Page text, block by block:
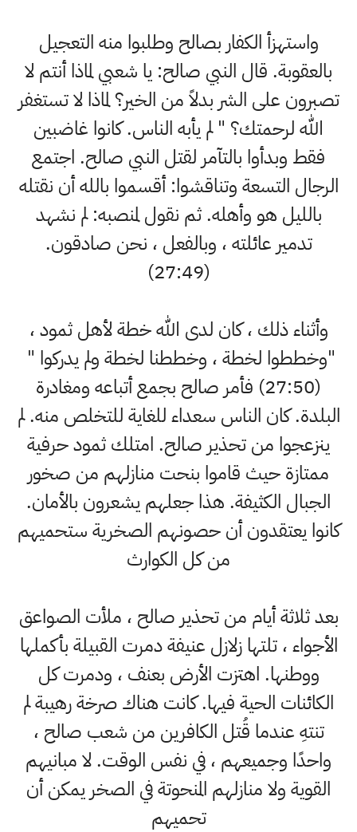
واستهزأ الكفار بصالح وطلبوا منه التعجيل
بالعقوبة. قال النبي صالح: يا شعبي لماذا أنتم لا
تصبرون على الشر بدلاً من الخير؟ لماذا لا تستغفر
الله لرحمتك؟ " لم يأبه الناس. كانوا غاضبين
فقط وبدأوا بالتآمر لقتل النبي صالح. اجتمع
الرجال التسعة وتناقشوا: أقسموا بالله أن نقتله
بالليل هو وأهله. ثم نقول لمنصبه: لم نشهد
تدمير عائلته ، وبالفعل ، نحن صادقون.
(27:49)
وأثناء ذلك ، كان لدى الله خطة لأهل ثمود ،
"وخططوا لخطة ، وخططنا لخطة ولم يدركوا "
(27:50) فأمر صالح بجمع أتباعه ومغادرة
البلدة. كان الناس سعداء للغاية للتخلص منه. لم
ينزعجوا من تحذير صالح. امتلك ثمود حرفية
ممتازة حيث قاموا بنحت منازلهم من صخور
الجبال الكثيفة. هذا جعلهم يشعرون بالأمان.
كانوا يعتقدون أن حصونهم الصخرية ستحميهم
من كل الكوارث
بعد ثلاثة أيام من تحذير صالح ، ملأت الصواعق
الأجواء ، تلتها زلازل عنيفة دمرت القبيلة بأكملها
ووطنها. اهتزت الأرض بعنف ، ودمرت كل
الكائنات الحية فيها. كانت هناك صرخة رهيبة لم
تنتهِ عندما قُتل الكافرين من شعب صالح ،
واحدًا وجميعهم ، في نفس الوقت. لا مبانيهم
القوية ولا منازلهم المنحوتة في الصخر يمكن أن
تحميهم